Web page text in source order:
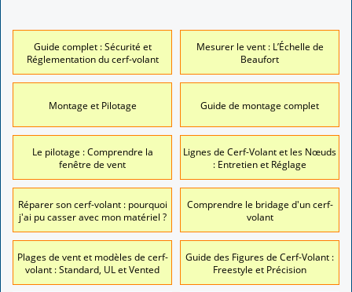
Guide complet : Sécurité et
Réglementation du cerf-volant
Mesurer le vent : L’Échelle de
Beaufort
Montage et Pilotage Guide de montage complet
Le pilotage : Comprendre la
fenêtre de vent
Lignes de Cerf-Volant et les Nœuds
: Entretien et Réglage
Réparer son cerf-volant : pourquoi
j'ai pu casser avec mon matériel ?
Comprendre le bridage d'un cerf-
volant
Plages de vent et modèles de cerf-
volant : Standard, UL et Vented
Guide des Figures de Cerf-Volant :
Freestyle et Précision